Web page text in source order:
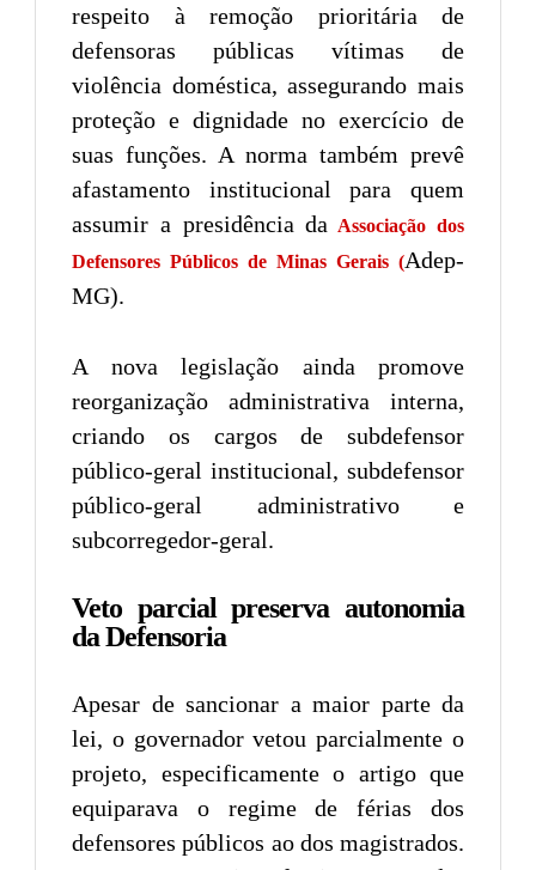
respeito à remoção prioritária de
defensoras públicas vítimas de
violência doméstica, assegurando mais
proteção e dignidade no exercício de
suas funções. A norma também prevê
afastamento institucional para quem
assumir a presidência da Associação dos
Defensores Públicos de Minas Gerais (Adep-
MG).
A nova legislação ainda promove
reorganização administrativa interna,
criando os cargos de subdefensor
público-geral institucional, subdefensor
público-geral administrativo e
subcorregedor-geral.
Veto parcial preserva autonomia
da Defensoria
Apesar de sancionar a maior parte da
lei, o governador vetou parcialmente o
projeto, especificamente o artigo que
equiparava o regime de férias dos
defensores públicos ao dos magistrados.